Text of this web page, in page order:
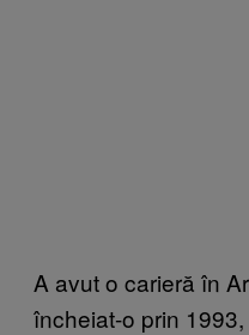
A avut o carieră în
încheiat-o prin